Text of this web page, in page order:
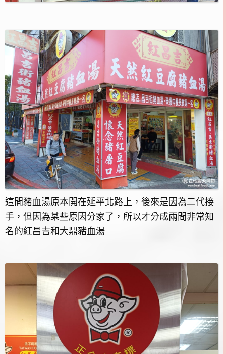
這間豬血湯原本開在延平北路上，後來是因為二代接
手，但因為某些原因分家了，所以才分成兩間非常知
名的紅昌吉和大鼎豬血湯